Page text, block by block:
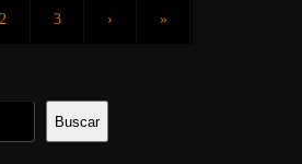
2 3 › »
Buscar